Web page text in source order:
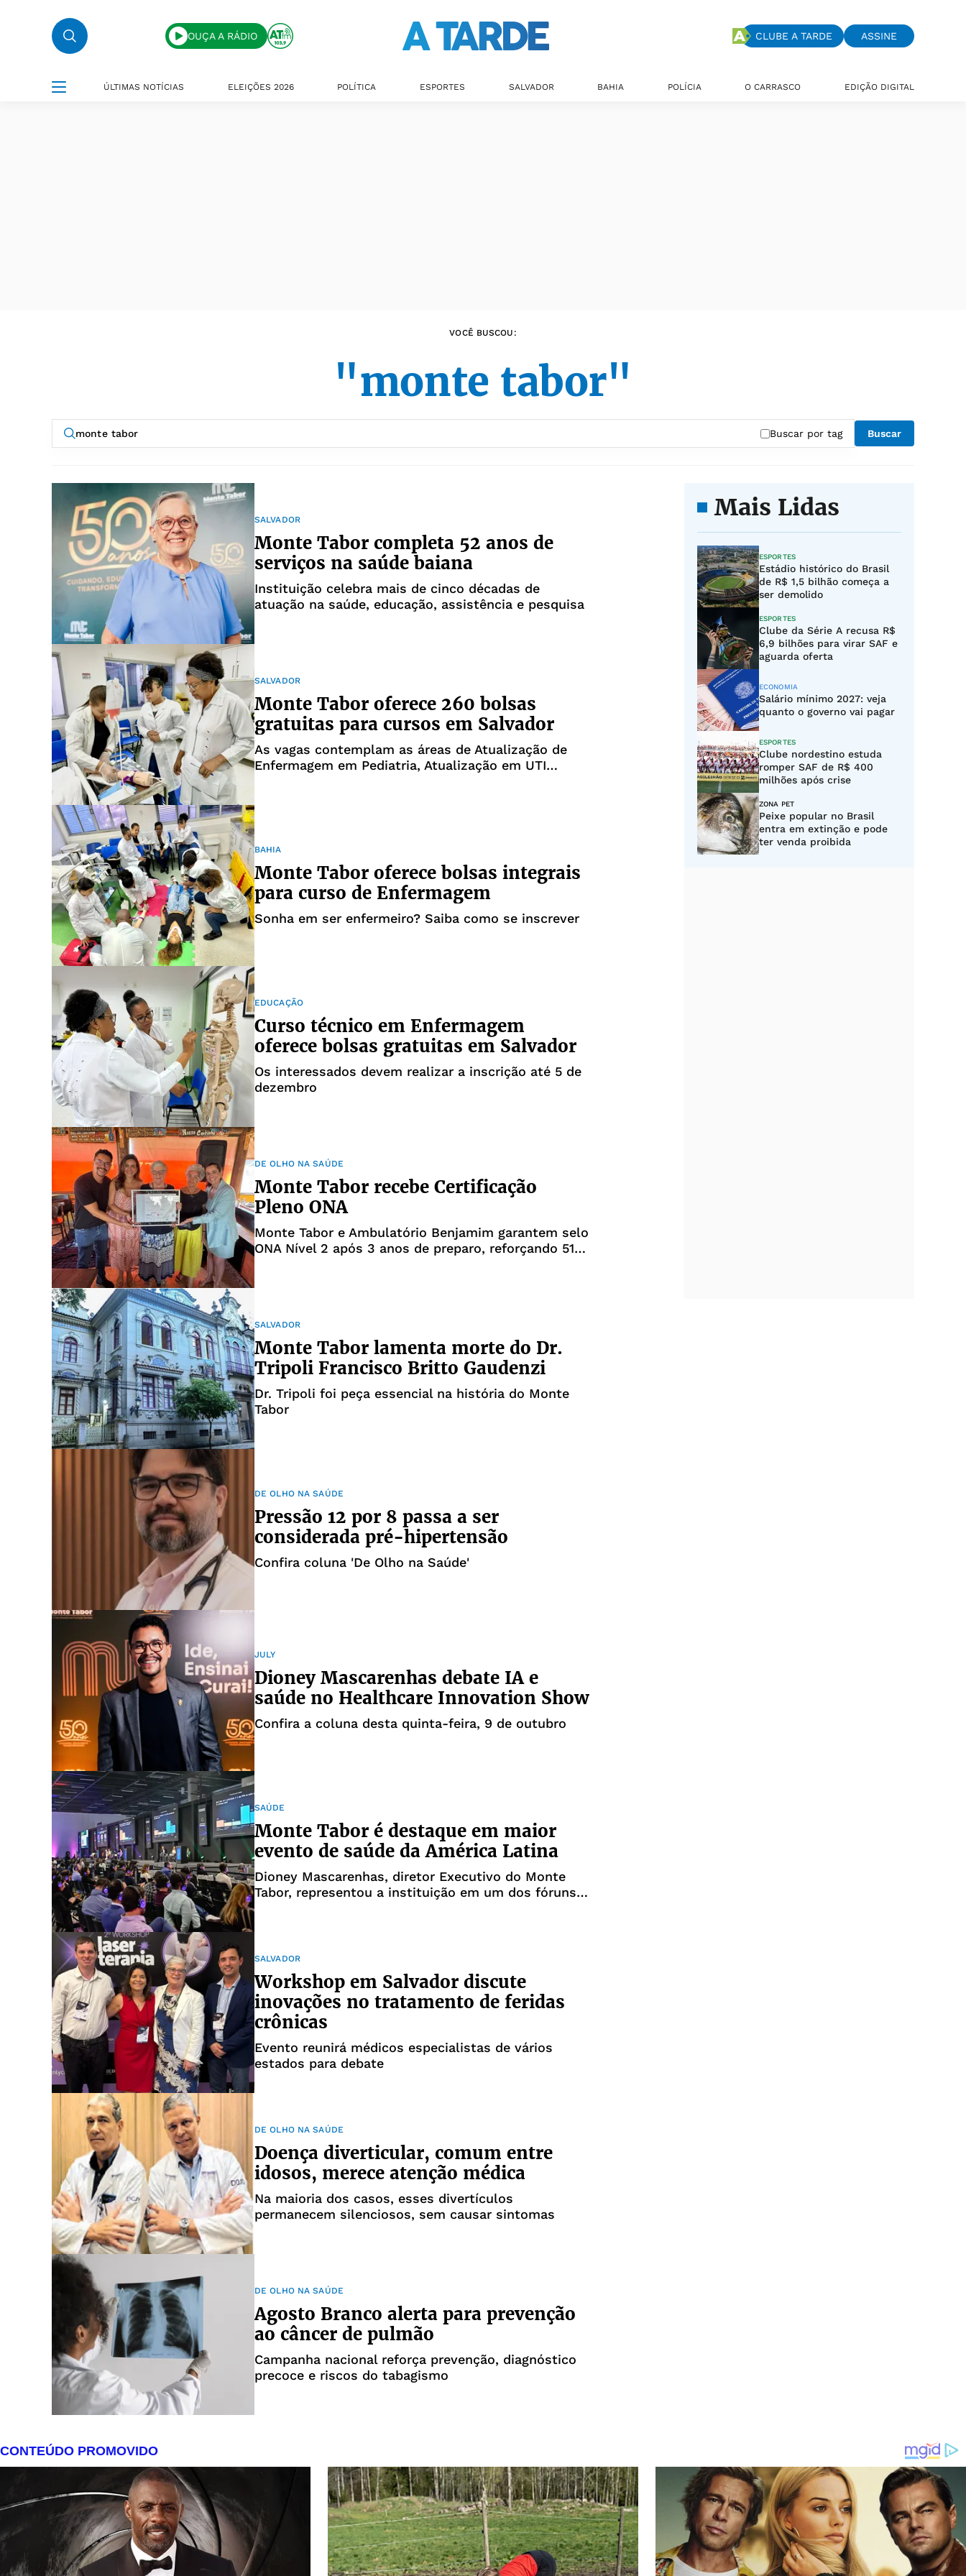
OUÇA A RÁDIO CLUBE A TARDE ASSINE
ÚLTIMAS NOTÍCIAS ELEIÇÕES 2026 POLÍTICA ESPORTES SALVADOR BAHIA POLÍCIA O CARRASCO EDIÇÃO DIGITAL
VOCÊ BUSCOU:
"monte tabor"
Buscar por tag Buscar
SALVADOR
Monte Tabor completa 52 anos de
serviços na saúde baiana
Instituição celebra mais de cinco décadas de
atuação na saúde, educação, assistência e pesquisa
SALVADOR
Monte Tabor oferece 260 bolsas
gratuitas para cursos em Salvador
As vagas contemplam as áreas de Atualização de
Enfermagem em Pediatria, Atualização em UTI
BAHIA
Monte Tabor oferece bolsas integrais
para curso de Enfermagem
Sonha em ser enfermeiro? Saiba como se inscrever
EDUCAÇÃO
Curso técnico em Enfermagem
oferece bolsas gratuitas em Salvador
Os interessados devem realizar a inscrição até 5 de
dezembro
DE OLHO NA SAÚDE
Monte Tabor recebe Certificação
Pleno ONA
Monte Tabor e Ambulatório Benjamim garantem selo
ONA Nível 2 após 3 anos de preparo, reforçando 51
SALVADOR
Monte Tabor lamenta morte do Dr.
Tripoli Francisco Britto Gaudenzi
Dr. Tripoli foi peça essencial na história do Monte
Tabor
DE OLHO NA SAÚDE
Pressão 12 por 8 passa a ser
considerada pré-hipertensão
Confira coluna 'De Olho na Saúde'
JULY
Dioney Mascarenhas debate IA e
saúde no Healthcare Innovation Show
Confira a coluna desta quinta-feira, 9 de outubro
SAÚDE
Monte Tabor é destaque em maior
evento de saúde da América Latina
Dioney Mascarenhas, diretor Executivo do Monte
Tabor, representou a instituição em um dos fóruns
SALVADOR
Workshop em Salvador discute
inovações no tratamento de feridas
crônicas
Evento reunirá médicos especialistas de vários
estados para debate
DE OLHO NA SAÚDE
Doença diverticular, comum entre
idosos, merece atenção médica
Na maioria dos casos, esses divertículos
permanecem silenciosos, sem causar sintomas
DE OLHO NA SAÚDE
Agosto Branco alerta para prevenção
ao câncer de pulmão
Campanha nacional reforça prevenção, diagnóstico
precoce e riscos do tabagismo
Mais Lidas
ESPORTES
Estádio histórico do Brasil
de R$ 1,5 bilhão começa a
ser demolido
ESPORTES
Clube da Série A recusa R$
6,9 bilhões para virar SAF e
aguarda oferta
ECONOMIA
Salário mínimo 2027: veja
quanto o governo vai pagar
ESPORTES
Clube nordestino estuda
romper SAF de R$ 400
milhões após crise
ZONA PET
Peixe popular no Brasil
entra em extinção e pode
ter venda proibida